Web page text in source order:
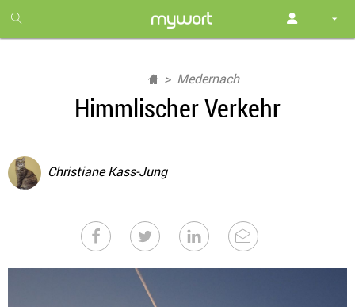
month
free
Medernach
Himmlischer Verkehr
Christiane Kass-Jung